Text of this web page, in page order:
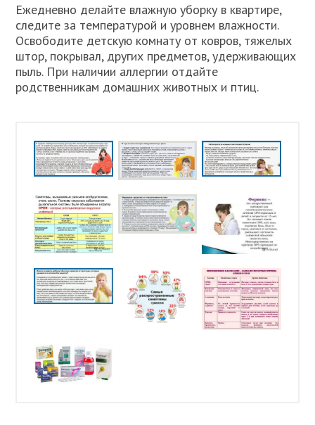
Ежедневно делайте влажную уборку в квартире,
следите за температурой и уровнем влажности.
Освободите детскую комнату от ковров, тяжелых
штор, покрывал, других предметов, удерживающих
пыль. При наличии аллергии отдайте
родственникам домашних животных и птиц.